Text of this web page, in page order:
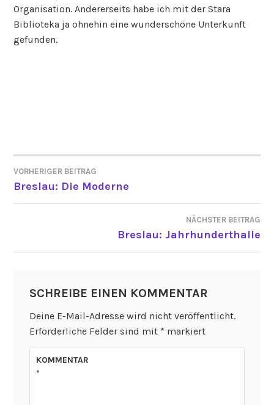
Organisation. Andererseits habe ich mit der Stara
Biblioteka ja ohnehin eine wunderschöne Unterkunft
gefunden.
BEITRAGSNAVIGATION
VORHERIGER BEITRAG
Breslau: Die Moderne
NÄCHSTER BEITRAG
Breslau: Jahrhunderthalle
SCHREIBE EINEN KOMMENTAR
Deine E-Mail-Adresse wird nicht veröffentlicht.
Erforderliche Felder sind mit * markiert
KOMMENTAR
*